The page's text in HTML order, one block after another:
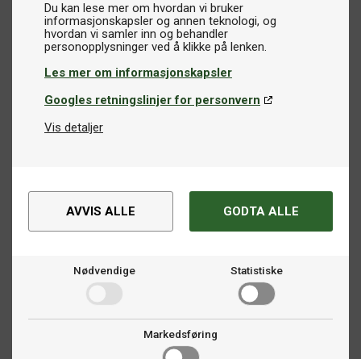
Du kan lese mer om hvordan vi bruker
informasjonskapsler og annen teknologi, og
hvordan vi samler inn og behandler
Les mer om informasjonskapsler
Googles retningslinjer for personvern
Vis detaljer
AVVIS ALLE GODTA ALLE
Nødvendige Statistiske
Markedsføring